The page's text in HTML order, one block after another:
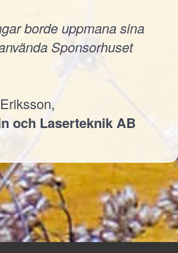
borde uppmana sina
Sponsorhuset
och Laserteknik AB